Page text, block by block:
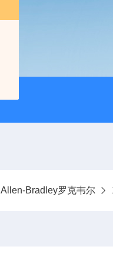
Allen-Bradley罗克韦尔